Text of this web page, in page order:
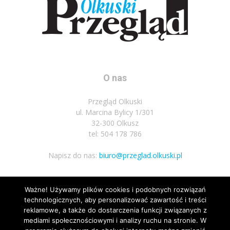
O nas
Przegląd Olkuski
ul. Marcina Bylicy 1/301
32-300 Olkusz
tel: 504 178 786
Napisz do nas: biuro@przeglad.olkuski.pl
Podążaj za nami
Ważne! Używamy plików cookies i podobnych rozwiązań
technologicznych, aby personalizować zawartość i treści
reklamowe, a także do dostarczenia funkcji związanych z
mediami społecznościowymi i analizy ruchu na stronie. W